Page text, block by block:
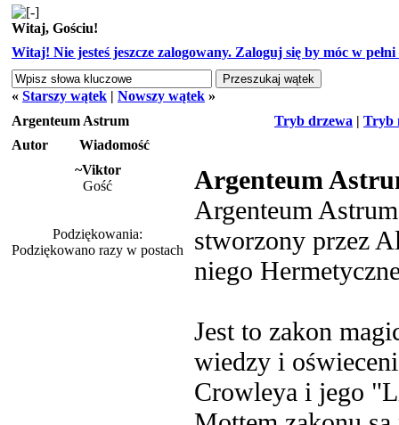
Witaj, Gościu!
Witaj! Nie jesteś jeszcze zalogowany. Zaloguj się by móc w
« Starszy wątek | Nowszy wątek »
Tryb drzewa | Tryb
Argenteum Astrum
Autor
Wiadomość
~Viktor
Gość
Podziękowania:
Podziękowano razy w postach
Argenteum
Argenteum
stworzony przez
niego
Jest to zakon
wiedzy i
Crowleya i jego